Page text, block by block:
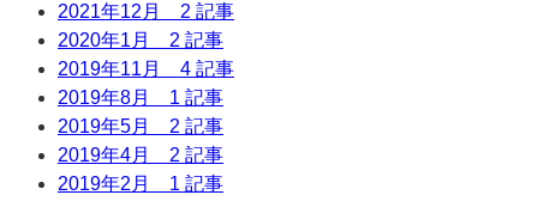
2021年12月 2 記事
2020年1月 2 記事
2019年11月 4 記事
2019年8月 1 記事
2019年5月 2 記事
2019年4月 2 記事
2019年2月 1 記事